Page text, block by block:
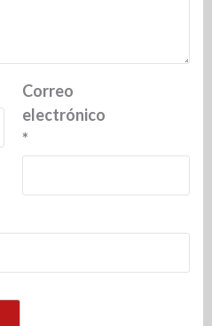
Correo
electrónico
*